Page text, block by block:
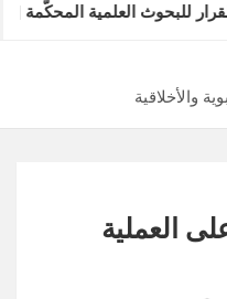
مجلة القرار للبحوث العلمية المحكّمة | العدد
والأخلاقية
العملية